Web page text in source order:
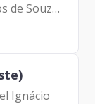
de Souza
Alberto
Ignácio